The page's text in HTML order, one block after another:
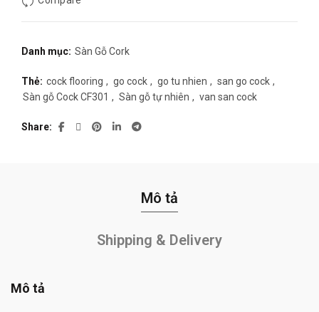
Danh mục: Sàn Gỗ Cork
Thẻ: cock flooring , go cock , go tu nhien , san go cock ,
Sàn gỗ Cock CF301 , Sàn gỗ tự nhiên , van san cock
Share
Mô tả
Shipping & Delivery
Mô tả